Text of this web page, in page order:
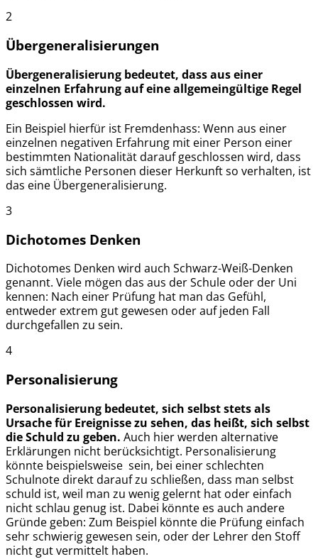
2
Übergeneralisierungen
Übergeneralisierung bedeutet, dass aus einer
einzelnen Erfahrung auf eine allgemeingültige Regel
geschlossen wird.
Ein Beispiel hierfür ist Fremdenhass: Wenn aus einer
einzelnen negativen Erfahrung mit einer Person einer
bestimmten Nationalität darauf geschlossen wird, dass
sich sämtliche Personen dieser Herkunft so verhalten, ist
das eine Übergeneralisierung.
3
Dichotomes Denken
Dichotomes Denken wird auch Schwarz-Weiß-Denken
genannt. Viele mögen das aus der Schule oder der Uni
kennen: Nach einer Prüfung hat man das Gefühl,
entweder extrem gut gewesen oder auf jeden Fall
durchgefallen zu sein.
4
Personalisierung
Personalisierung bedeutet, sich selbst stets als
Ursache für Ereignisse zu sehen, das heißt, sich selbst
die Schuld zu geben. Auch hier werden alternative
Erklärungen nicht berücksichtigt. Personalisierung
könnte beispielsweise sein, bei einer schlechten
Schulnote direkt darauf zu schließen, dass man selbst
schuld ist, weil man zu wenig gelernt hat oder einfach
nicht schlau genug ist. Dabei könnte es auch andere
Gründe geben: Zum Beispiel könnte die Prüfung einfach
sehr schwierig gewesen sein, oder der Lehrer den Stoff
nicht gut vermittelt haben.